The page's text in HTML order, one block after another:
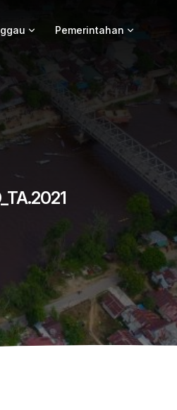
Pemerintahan